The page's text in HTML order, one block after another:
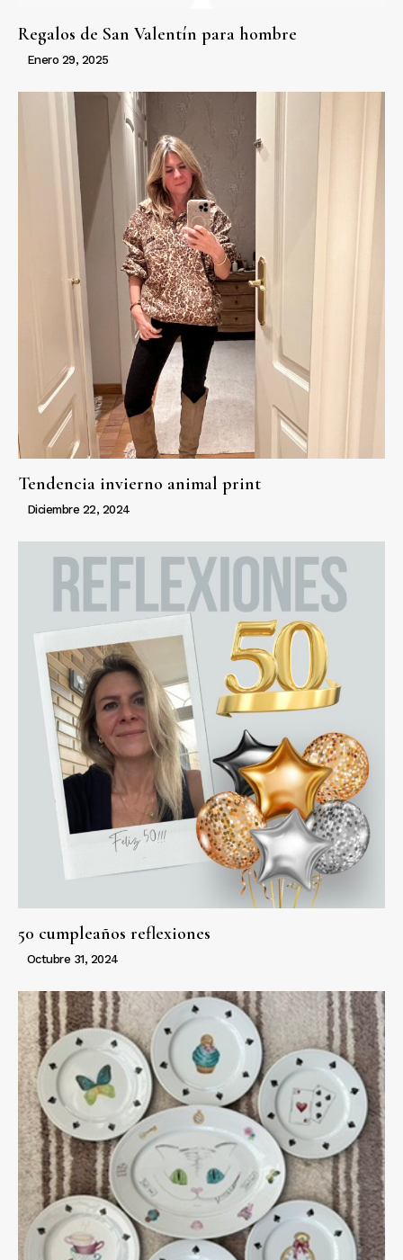
Regalos de San Valentín para hombre
Enero 29, 2025
Tendencia invierno animal print
Diciembre 22, 2024
50 cumpleaños reflexiones
Octubre 31, 2024